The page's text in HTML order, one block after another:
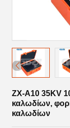
ZX-A10 35KV
καλωδίων,
καλωδίων